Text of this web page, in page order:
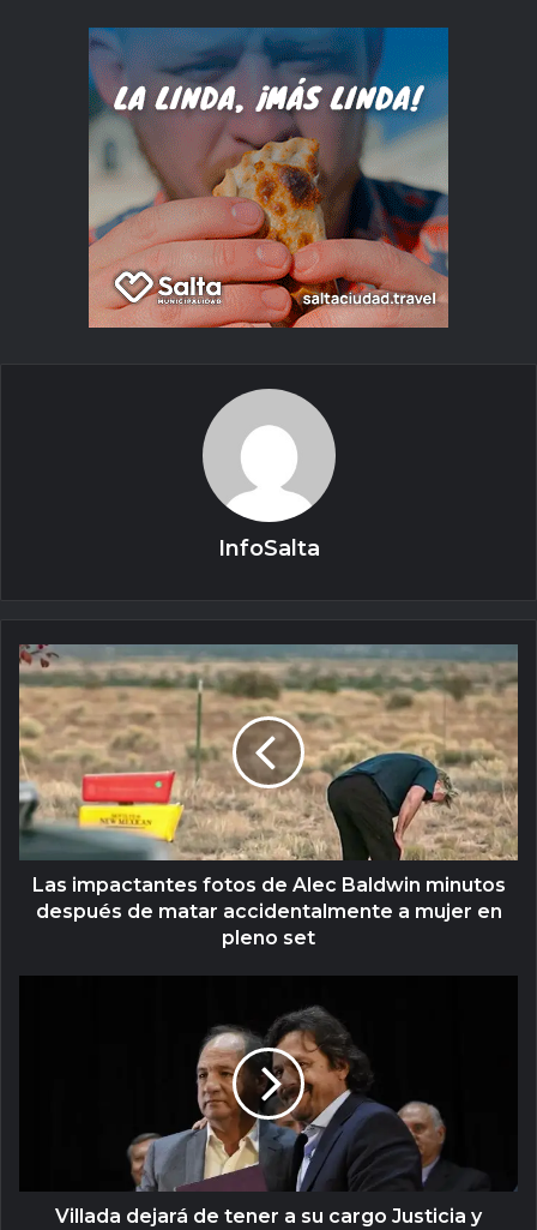
InfoSalta
Las impactantes fotos de Alec Baldwin minutos
después de matar accidentalmente a mujer en
pleno set
Villada dejará de tener a su cargo Justicia y